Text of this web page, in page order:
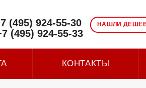
НАШЛИ
(495) 924-55-30
(495) 924-55-33
КОНТАКТЫ